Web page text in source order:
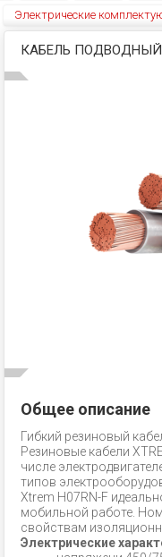
Электрические
КАБЕЛЬ ПОДВОДНЫЙ
Общее описание
Гибкий резиновый
Резиновые кабели
числе
типов
Xtrem H07RN-F
мобильной работе.
свойствам
Электрические